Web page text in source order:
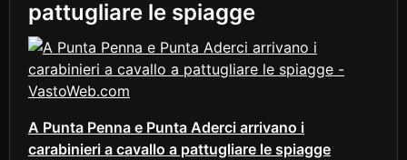
pattugliare le spiagge
A Punta Penna e Punta Aderci arrivano i
carabinieri a cavallo a pattugliare le spiagge